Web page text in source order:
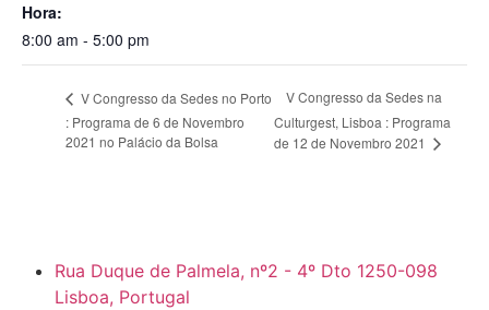
Hora:
8:00 am - 5:00 pm
V Congresso da Sedes no Porto
: Programa de 6 de Novembro
2021 no Palácio da Bolsa
V Congresso da Sedes na
Culturgest, Lisboa : Programa
de 12 de Novembro 2021
Rua Duque de Palmela, nº2 - 4º Dto 1250-098
Lisboa, Portugal